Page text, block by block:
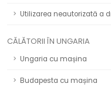
Utilizarea neautorizată a
CĂLĂTORII ÎN UNGARIA
Ungaria cu mașina
Budapesta cu mașina